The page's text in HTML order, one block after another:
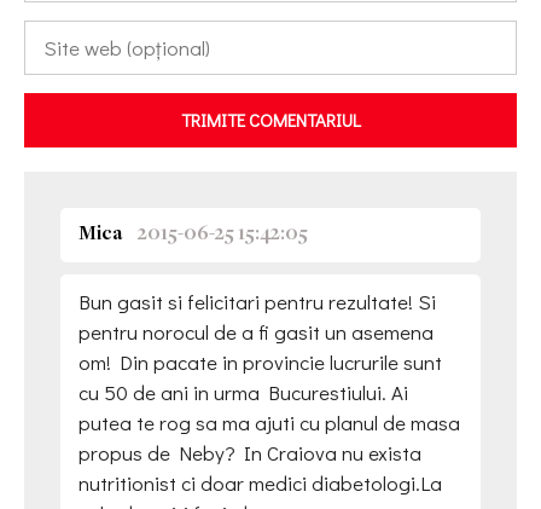
TRIMITE COMENTARIUL
Mica 2015-06-25 15:42:05
Bun gasit si felicitari pentru rezultate! Si
pentru norocul de a fi gasit un asemena
om! Din pacate in provincie lucrurile sunt
cu 50 de ani in urma Bucurestiului. Ai
putea te rog sa ma ajuti cu planul de masa
propus de Neby? In Craiova nu exista
nutritionist ci doar medici diabetologi.La